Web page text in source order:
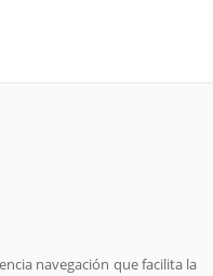
navegación que facilita la